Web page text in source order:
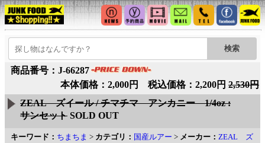
商品番号：J-66287
本体価格：2,000円 税込価格：2,200円 2,530円
ZEAL ズイール / チマチマ アンカニー 1/4oz :
サンセット SOLD OUT
キーワード： ちまちま > カテゴリ： 国産ルアー > メーカー： ZEAL ズ